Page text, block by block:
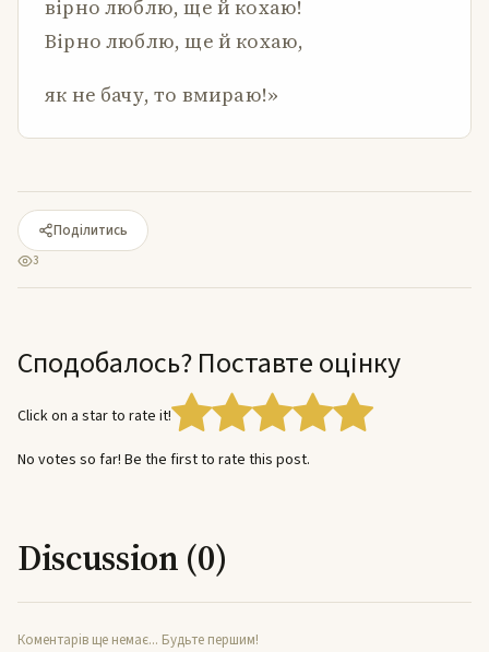
вірно люблю, ще й кохаю!
Вірно люблю, ще й кохаю,
як не бачу, то вмираю!»
Поділитись
3
Сподобалось? Поставте оцінку
Click on a star to rate it!
No votes so far! Be the first to rate this post.
Discussion (0)
Коментарів ще немає... Будьте першим!